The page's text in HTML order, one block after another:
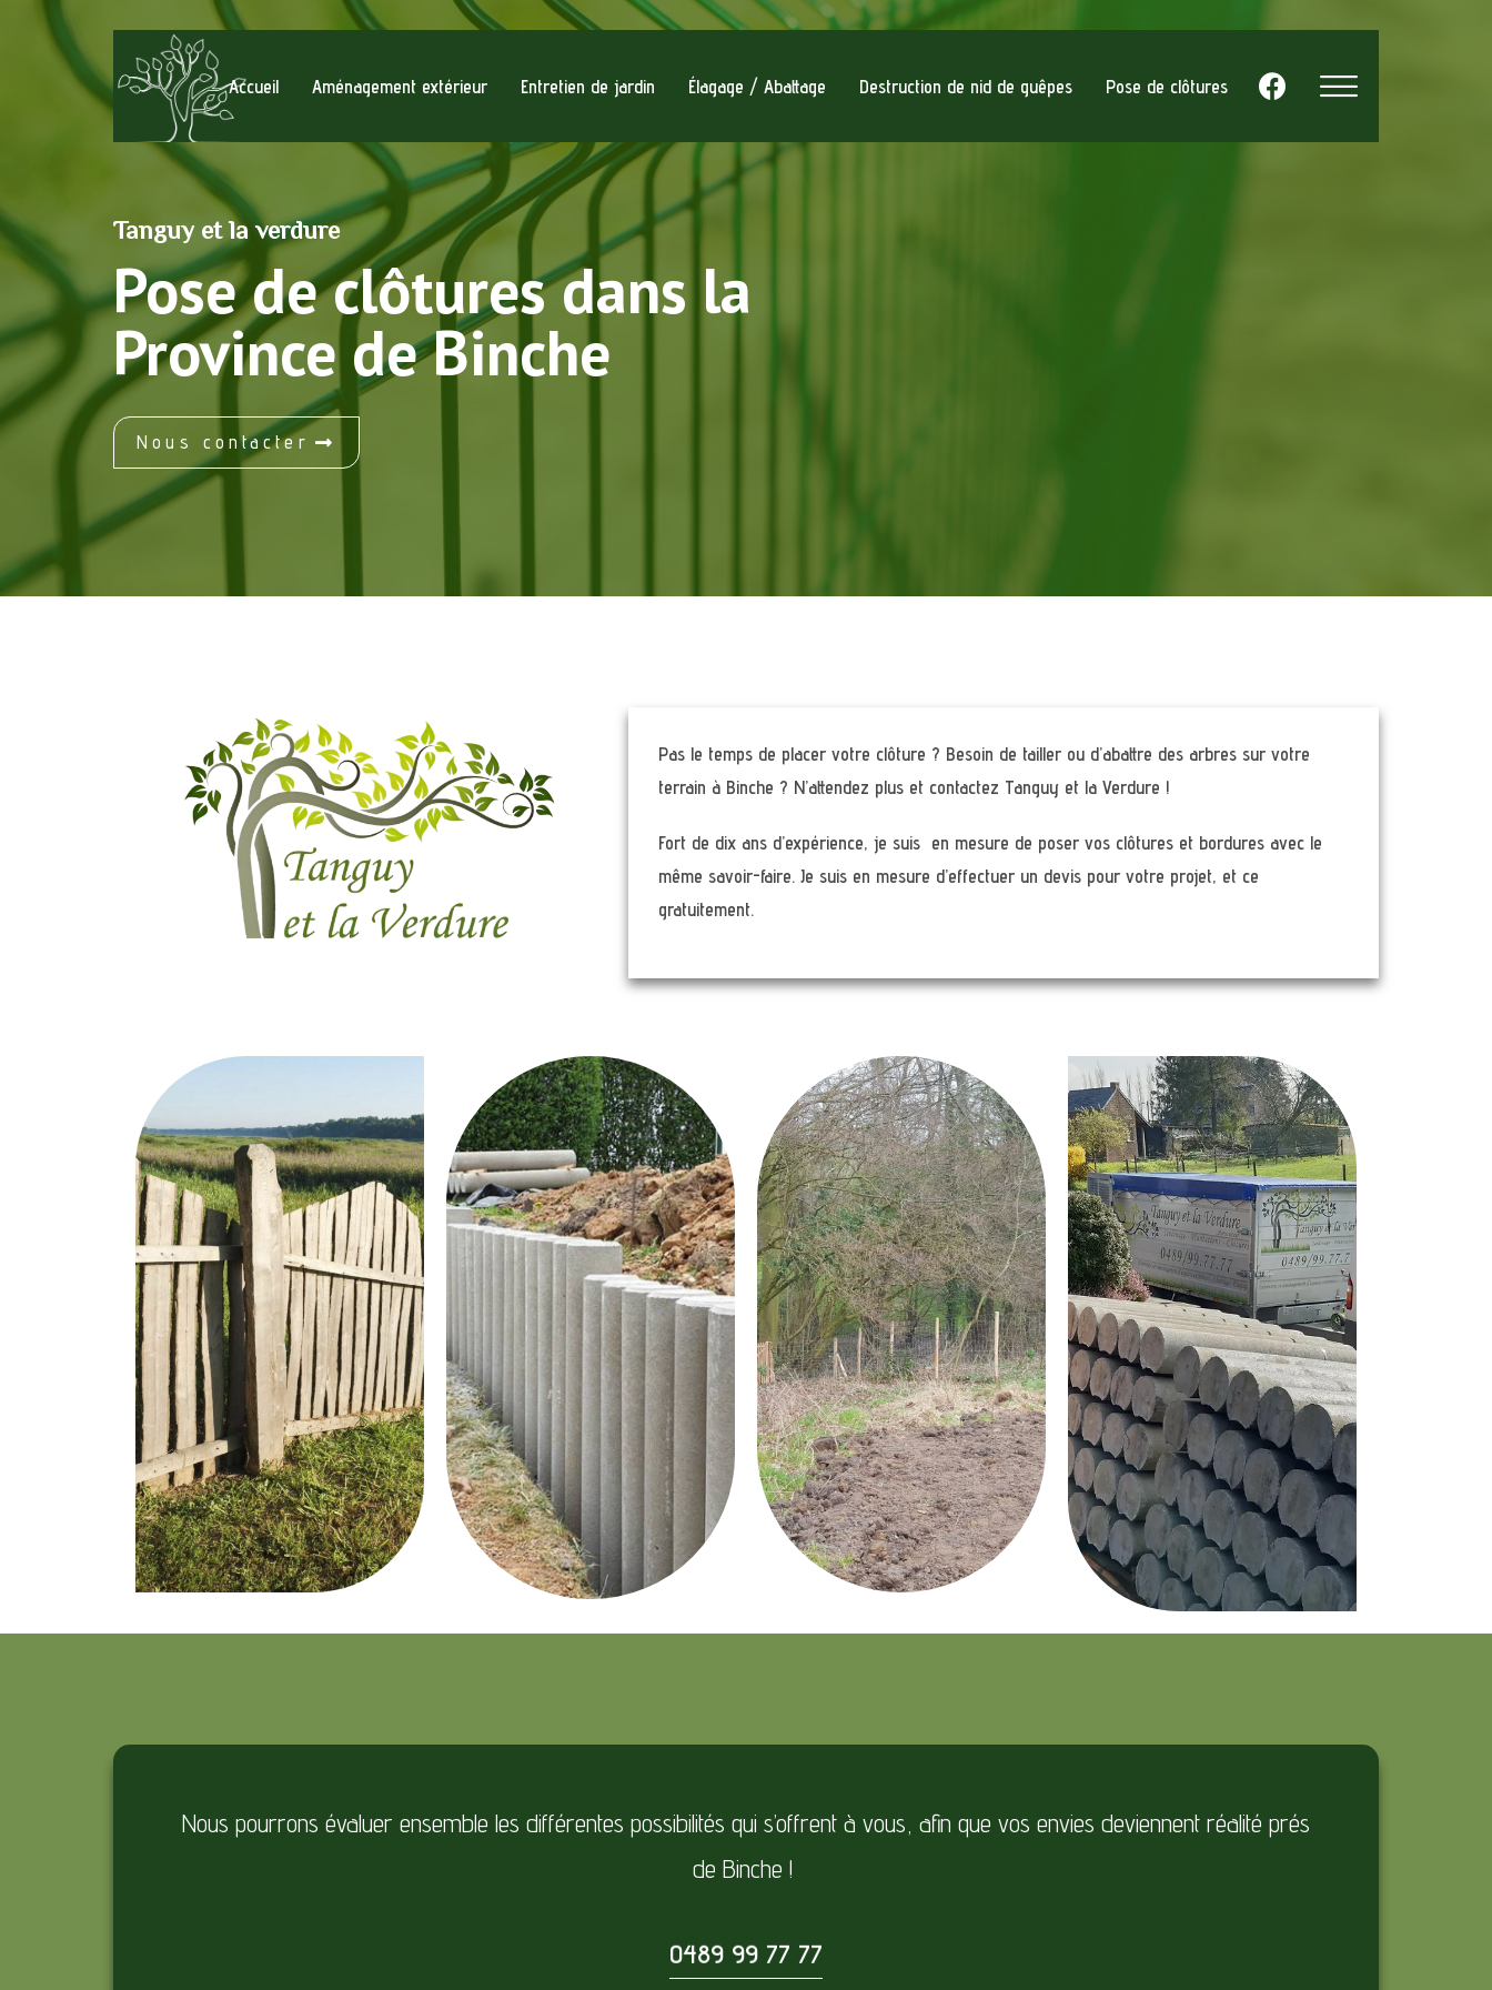
Accueil Aménagement extérieur Entretien de jardin Élagage / Abattage Destruction de nid de guêpes Pose de clôtures
Tanguy et la verdure
Pose de clôtures dans la
Province de Binche
Nous contacter
Pas le temps de placer votre clôture ? Besoin de tailler ou d’abattre des arbres sur votre
terrain à Binche ? N’attendez plus et contactez Tanguy et la Verdure !
Fort de dix ans d’expérience, je suis en mesure de poser vos clôtures et bordures avec le
même savoir-faire. Je suis en mesure d’effectuer un devis pour votre projet, et ce
gratuitement.
Nous pourrons évaluer ensemble les différentes possibilités qui s’offrent à vous, afin que vos envies deviennent réalité prés
de Binche !
0489 99 77 77